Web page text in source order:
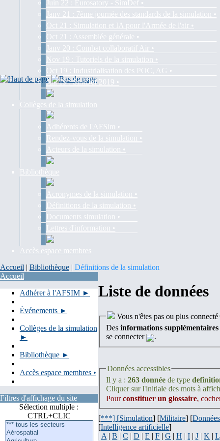
Juin 22 : Eurosatory - SimDef •
Janv 21 : 7ème journée des standards de la simulation •
Oct 21 : Simulation et IA pour l'Armée de l'air •
Oct 21 : Assemblée générale •
Janv 20 : Combat collaboratif Air •
Nov 19 : Tutoriels de la simulation •
Oct 19 : Industrialisation des POC, AG •
Juil 19 : SimDef 2019 •
Collèges de la simulation
Adhérents de l'AFSim •
Rendez-vous de la simulation •
Acteurs de la simulation •
Bibliothèque
Acronymes de la simulation •
Définitions de la simulation •
Documents simulation •
Lettres d'information •
Accès espace membres
Accueil | Bibliothèque | Définitions de la simulation
Accueil
Adhérer à l'AFSIM ►
Événements ►
Collèges de la simulation
►
Bibliothèque ►
Accès espace membres •
Filtres d'affichage du site
Sélection multiple :
CTRL+CLIC
Liste de données
Vous n'êtes pas ou plus connecté
Des informations supplémentaires
se connecter
.
Données accessibles
Il y a : 263 donnée de type
Cliquer sur l'initiale des mots à
Pourconstituer un glossaire,
[***] [Simulation] [Militaire] [Données
[Intelligence artificielle]
| A | B | C | D | E | F | G | H | I | J | K | L